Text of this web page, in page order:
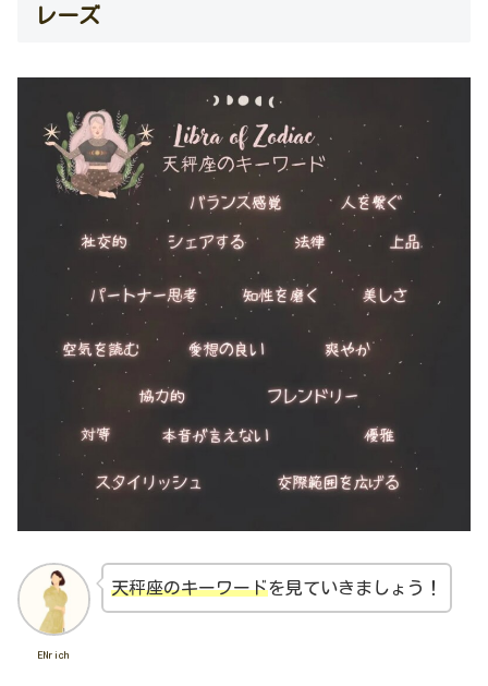
レーズ
ENrich
天秤座のキーワードを見ていきましょう！